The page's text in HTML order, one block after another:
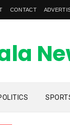
CONTACT
is the one of the best